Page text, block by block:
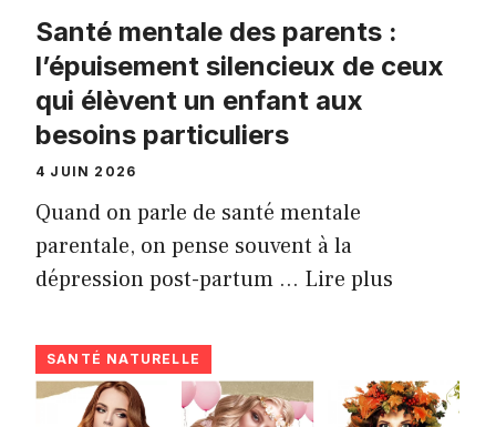
Santé mentale des parents :
l’épuisement silencieux de ceux
qui élèvent un enfant aux
besoins particuliers
4 JUIN 2026
Quand on parle de santé mentale
parentale, on pense souvent à la
dépression post-partum … Lire plus
SANTÉ NATURELLE